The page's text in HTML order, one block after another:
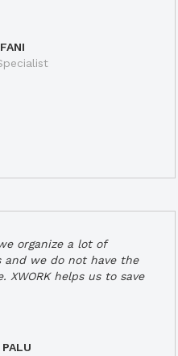
organize a lot of
and we do not have the
helps us to save